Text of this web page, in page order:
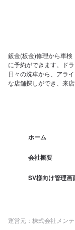
鈑金(板金)修理から車
に予約ができます。ド
日々の洗車から、アラ
な店舗探しができ、来
ホーム
会社概要
SV様向け管理画
運営元：株式会社メン